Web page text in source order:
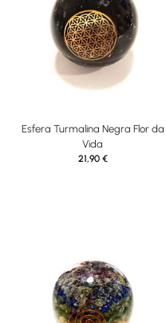
Esfera Turmalina Negra Flor da
Vida
21,90 €